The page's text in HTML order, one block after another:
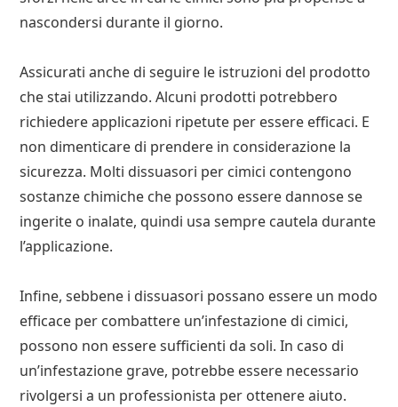
nascondersi durante il giorno.
Assicurati anche di seguire le istruzioni del prodotto
che stai utilizzando. Alcuni prodotti potrebbero
richiedere applicazioni ripetute per essere efficaci. E
non dimenticare di prendere in considerazione la
sicurezza. Molti dissuasori per cimici contengono
sostanze chimiche che possono essere dannose se
ingerite o inalate, quindi usa sempre cautela durante
l’applicazione.
Infine, sebbene i dissuasori possano essere un modo
efficace per combattere un’infestazione di cimici,
possono non essere sufficienti da soli. In caso di
un’infestazione grave, potrebbe essere necessario
rivolgersi a un professionista per ottenere aiuto.